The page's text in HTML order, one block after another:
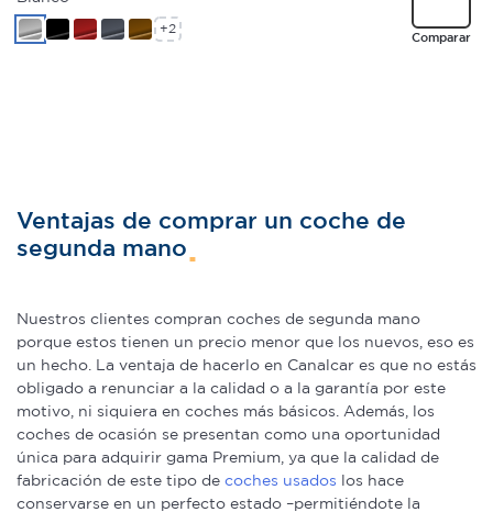
Comparar
+2
Ventajas de comprar un coche de
segunda mano
Nuestros clientes compran coches de segunda mano
porque estos tienen un precio menor que los nuevos, eso es
un hecho. La ventaja de hacerlo en Canalcar es que no estás
obligado a renunciar a la calidad o a la garantía por este
motivo, ni siquiera en coches más básicos. Además, los
coches de ocasión se presentan como una oportunidad
única para adquirir gama Premium, ya que la calidad de
fabricación de este tipo de coches usados los hace
conservarse en un perfecto estado –permitiéndote la